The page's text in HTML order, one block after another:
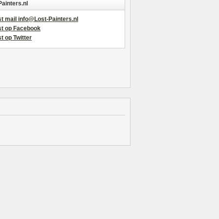
mail info@Lost-Painters.nl
op Facebook
op Twitter